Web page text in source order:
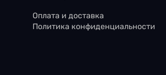
Оплата и доставка
Политика конфиденциальности